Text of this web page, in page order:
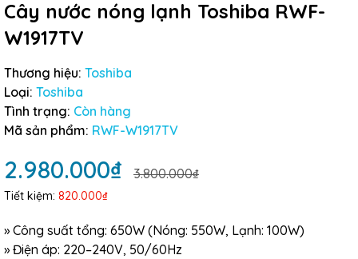
Cây nước nóng lạnh Toshiba RWF-
W1917TV
Thương hiệu: Toshiba
Loại: Toshiba
Tình trạng: Còn hàng
Mã sản phẩm: RWF-W1917TV
2.980.000₫ 3.800.000₫
Tiết kiệm: 820.000₫
» Công suất tổng: 650W (Nóng: 550W, Lạnh: 100W)
» Điện áp: 220–240V, 50/60Hz